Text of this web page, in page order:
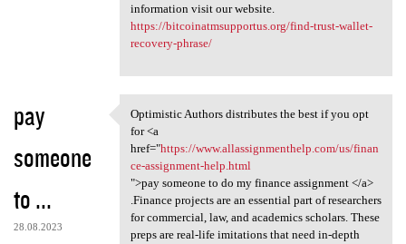
information visit our website.
https://bitcoinatmsupportus.org/find-trust-wallet-
recovery-phrase/
pay
someone
to ...
28.08.2023
Optimistic Authors
Optimistic Authors distributes the best if you opt
for <a
href="https://www.allassignmenthelp.com/us/finan
ce-assignment-help.html
">pay someone to do my finance assignment </a>
.Finance projects are an essential part of researchers
for commercial, law, and academics scholars. These
preps are real-life imitations that need in-depth